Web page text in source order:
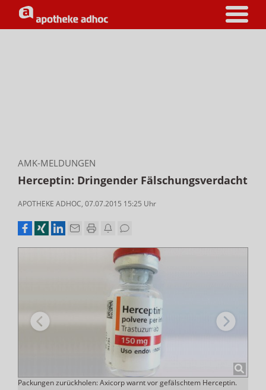
AMK-MELDUNGEN
Herceptin: Dringender Fälschungsverdacht
APOTHEKE ADHOC, 07.07.2015 15:25 Uhr
Packungen zurückholen: Axicorp warnt vor gefälschtem Herceptin.